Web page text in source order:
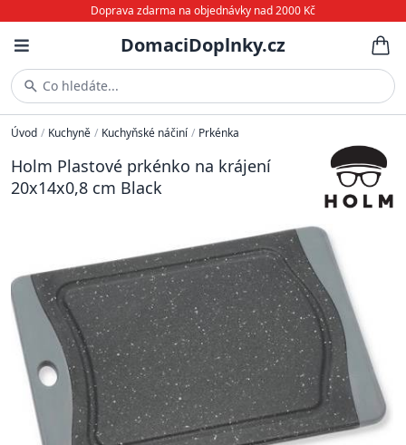
Doprava zdarma na objednávky nad 2000 Kč
DomaciDoplnky.cz
Co hledáte...
Úvod / Kuchyně / Kuchyňské náčiní / Prkénka
Holm Plastové prkénko na krájení
20x14x0,8 cm Black